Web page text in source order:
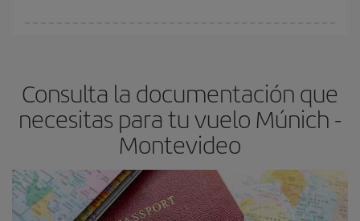
Consulta la documentación que
necesitas para tu vuelo Múnich -
Montevideo